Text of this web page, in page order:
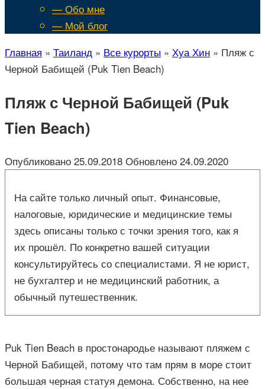
— Обо мне
— Мой блог
Главная » Таиланд » Все курорты » Хуа Хин » Пляж с
Черной Бабищей (Puk Tien Beach)
Пляж с Черной Бабищей (Puk
Tien Beach)
Опубликовано 25.09.2018 Обновлено 24.09.2020
На сайте только личный опыт. Финансовые,
налоговые, юридические и медицинские темы
здесь описаны только с точки зрения того, как я
их прошёл. По конкретно вашей ситуации
консультируйтесь со специалистами. Я не юрист,
не бухгалтер и не медицинский работник, а
обычный путешественник.
Puk Tien Beach в простонародье называют пляжем с
Черной Бабищей, потому что там прям в море стоит
большая черная статуя демона. Собственно, на нее